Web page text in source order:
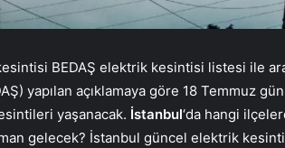
BEDAŞ elektrik kesintisi listesi ile
yapılan açıklamaya göre 18 Temmuz
yaşanacak. İstanbul‘da hangi
gelecek? İstanbul güncel elektrik